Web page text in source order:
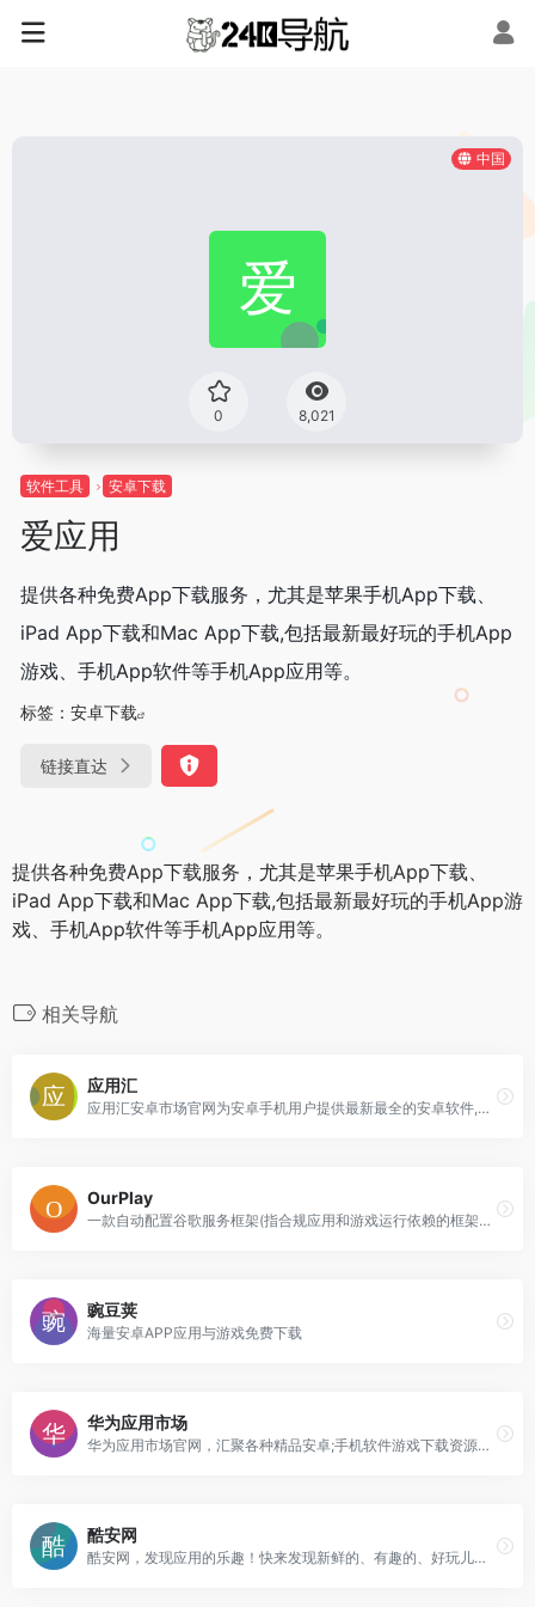
中国
0 8,021
软件工具 安卓下载
爱应用
提供各种免费App下载服务，尤其是苹果手机App下载、
iPad App下载和Mac App下载,包括最新最好玩的手机App
游戏、手机App软件等手机App应用等。
标签： 安卓下载
链接直达
提供各种免费App下载服务，尤其是苹果手机App下载、
iPad App下载和Mac App下载,包括最新最好玩的手机App游
戏、手机App软件等手机App应用等。
相关导航
应用汇
应用汇安卓市场官网为安卓手机用户提供最新最全的安卓软件,安卓游戏下载资源,让安卓手机应用,安卓手机游戏丰富多彩,AppChina应用汇是安卓网上最贴心的Android软件应用商店。
OurPlay
一款自动配置谷歌服务框架(指合规应用和游戏运行依赖的框架，而不是谷歌商店或谷歌应用)，并免费提供全球合规游戏及应用的网络加速功能，稳定支持其安装及流畅运行的APP，完美解决了海外合规应用、游戏的网络连接、掉线、闪退、卡顿等问题。
豌豆荚
海量安卓APP应用与游戏免费下载
华为应用市场
华为应用市场官网，汇聚各种精品安卓;手机软件游戏下载资源，是目前网上最贴心的安卓手机游戏下载站。华为商城购华为手机，为您提供贴心的服务。
酷安网
酷安网，发现应用的乐趣！快来发现新鲜的、有趣的、好玩儿的应用！在酷安网，玩转手机应用，分享应用经验，发现应用的乐趣，尽享应用的快乐！